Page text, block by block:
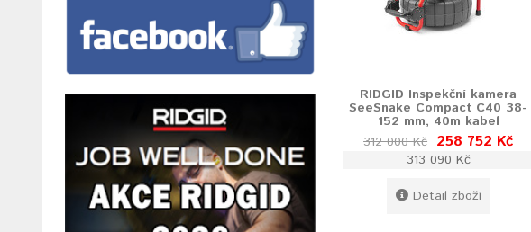
RIDGID Inspekční kamera
SeeSnake Compact C40 38-
152 mm, 40m kabel
312 000 Kč 258 752 Kč
313 090 Kč
Detail zboží